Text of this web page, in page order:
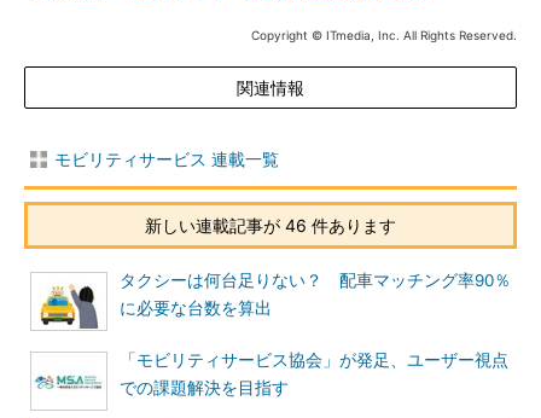
Copyright © ITmedia, Inc. All Rights Reserved.
関連情報
モビリティサービス 連載一覧
新しい連載記事が 46 件あります
タクシーは何台足りない？ 配車マッチング率90％
に必要な台数を算出
「モビリティサービス協会」が発足、ユーザー視点
での課題解決を目指す